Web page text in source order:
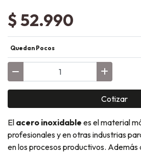
$ 52.990
Quedan Pocos
Cotizar
El acero inoxidable es el material
profesionales y en otras industrias
en los procesos productivos. Además